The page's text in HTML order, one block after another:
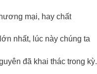
mại, hay chất
nhất, lúc này chúng ta
đã khai thác trong kỳ.